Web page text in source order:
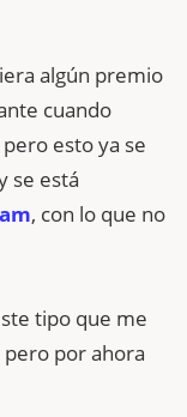
algún premio
cuando
esto ya se
se está
, con lo que no
tipo que me
por ahora